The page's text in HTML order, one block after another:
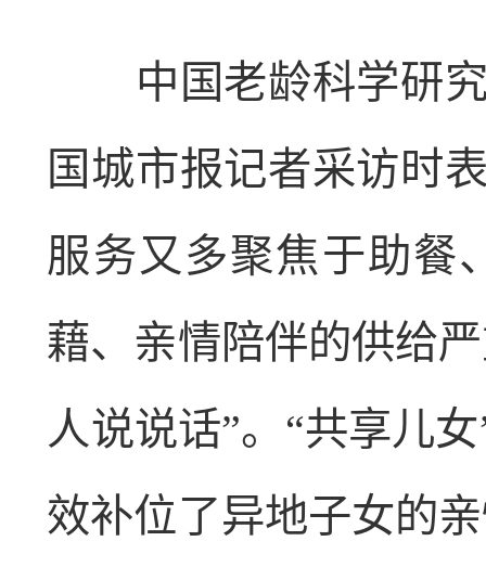
中国老龄科学研究
国城市报记者采访时
服务又多聚焦于助餐
藉、亲情陪伴的供给
人说说话”。“共享儿
效补位了异地子女的